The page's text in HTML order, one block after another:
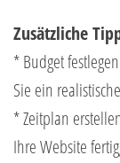
Zusätzliche
* Budget
Sie ein
* Zeitplan
Ihre Website